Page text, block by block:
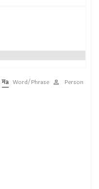
Word/Phrase Person